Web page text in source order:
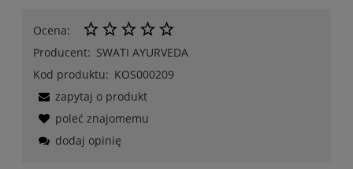
Ocena:
Producent: SWATI AYURVEDA
Kod produktu: KOS000209
zapytaj o produkt
poleć znajomemu
dodaj opinię